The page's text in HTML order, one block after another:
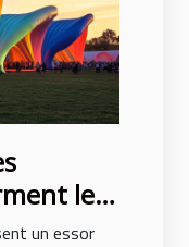
les
un essor